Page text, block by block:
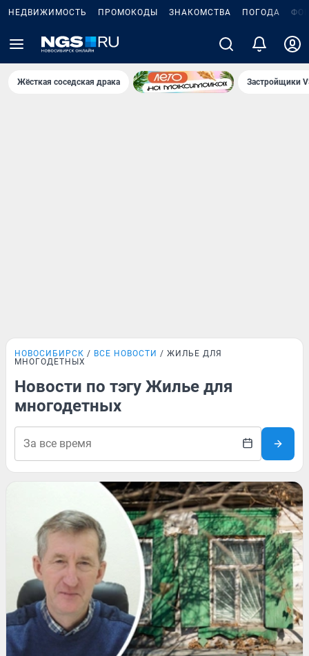
НЕДВИЖИМОСТЬ ПРОМОКОДЫ ЗНАКОМСТВА ПОГОДА
Жёсткая соседская драка Застройщики
НОВОСИБИРСК ВСЕ НОВОСТИ
ЖИЛЬЕ ДЛЯ
МНОГОДЕТНЫХ
Новости по тэгу Жилье для
многодетных